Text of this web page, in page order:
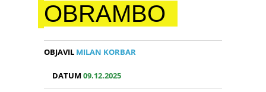
OBRAMBO
OBJAVIL MILAN KORBAR
DATUM09.12.2025